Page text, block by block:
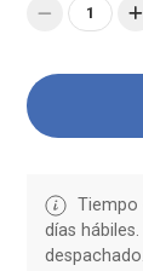
1
Tiempo
días
despachado.